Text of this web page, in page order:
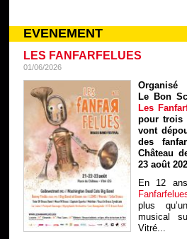
EVENEMENT
LES FANFARFELUES
01/06/2026
Organisé
Le Bon
Les
pour trois
vont
des
Château
23 août
En 12
plus
musical
Vitré...